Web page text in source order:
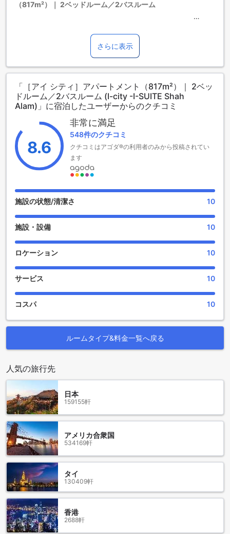
（817m²）｜ 2ベッドルーム／2バスルーム
トは、贅沢な5つ星の宿泊体験を提供します。この広々とした
817m²のアパートメントは、2つのベッドルームと2つのバス
ルームを備え、家族や友人との特別な時間を過ごすのに最適
な空間です。モダンなデザインと高級感あふれる設備が融合
したこの宿泊施設は、快適さとスタイルを兼ね備えていま
す。
チェックインは午後3時から可能で、チェックアウトは正午12
時までとなっており、ゆったりとしたスケジュールで滞在を
楽しむことができます。また、2歳から12歳までのお子様は無
料で宿泊できるため、家族旅行にもぴったりです。素晴らし
いロケーションと充実した設備を誇る［アイ シティ］アパー
トメントで、特別なひとときをお過ごしください。
アイ シティアパートメントのエンターテイメント施設
アイ シティアパートメントでは、滞在中の楽しみを最大限に
引き出すための多彩なエンターテイメント施設が揃っていま
クスした雰囲気の中でお好きなドリンクを楽しむことができ
ます。友人や家族と共に、特別なカクテルやお酒を味わいな
がら、素敵なひとときを過ごせるでしょう。
また、サウナも完備しており、心身ともにリフレッシュする
状態で過ごすことができます。さらに、広々とした美しいガ
ーデンでは、自然の中で静かな時間を楽しむことができ、散
歩や読書など、のんびりとしたアクティビティを満喫できま
す。これらの施設は、アイ シティアパートメントでの滞在を
充実したスポーツ施設でアクティブに過ごす
が揃っており、アクティブなライフスタイルをサポートしま
す。まず、最新の器具が揃ったフィットネスセンターは、ト
間の中で、心地よい音楽を聴きながら筋力トレーニングや有
酸素運動を楽しむことができます。健康維持や体力向上を目
指す方にとって、ここは欠かせないスポットです。
さらに、屋外プールはリフレッシュには最適な空間です。晴
れた日には、青空の下でのんびりと泳いだり、日光浴を楽し
んだりすることができます。また、併設されたウォーターパ
ークでは、家族全員が楽しめるアクティビティが豊富に用意
されています。スライダーや波のプールで、子供たちと一緒
に楽しい時間を過ごし、思い出に残るひとときをお楽しみく
ださい。
便利な施設が充実した［アイ シティ］アパートメント
［アイ シティ］アパートメント（817m²）では、快適な滞在
さらに表示
「［アイ シティ］アパートメント（817m²）｜ 2ベッ
ドルーム／2バスルーム (I-city -I-SUITE Shah
Alam)」に宿泊したユーザーからのクチコミ
8.6
非常に満足
548件のクチコミ
クチコミはアゴダ®の利用者のみから投稿されてい
ます
施設の状態/清潔さ 10
施設・設備 10
ロケーション 10
サービス 10
コスパ 10
ルームタイプ&料金一覧へ戻る
人気の旅行先
日本
159155軒
アメリカ合衆国
534169軒
タイ
130409軒
香港
2688軒